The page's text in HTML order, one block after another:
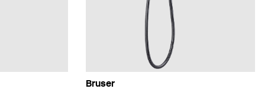
Bruser